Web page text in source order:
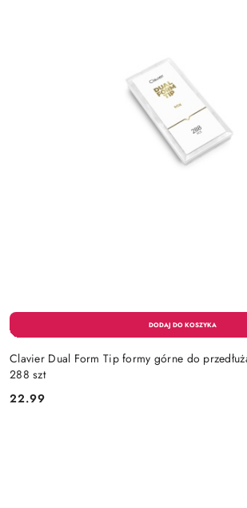
Clavier Dual Form Tip formy górne do
288 szt
Cena:
22.99